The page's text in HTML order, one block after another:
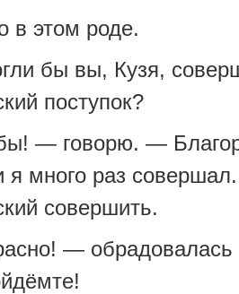
в этом роде.
бы вы, Кузя,
поступок?
— говорю. —
я много раз
совершить.
—